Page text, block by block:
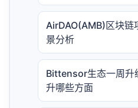
AirDAO(AMB)区块链
景分析
Bittensor生态一周升
升哪些方面